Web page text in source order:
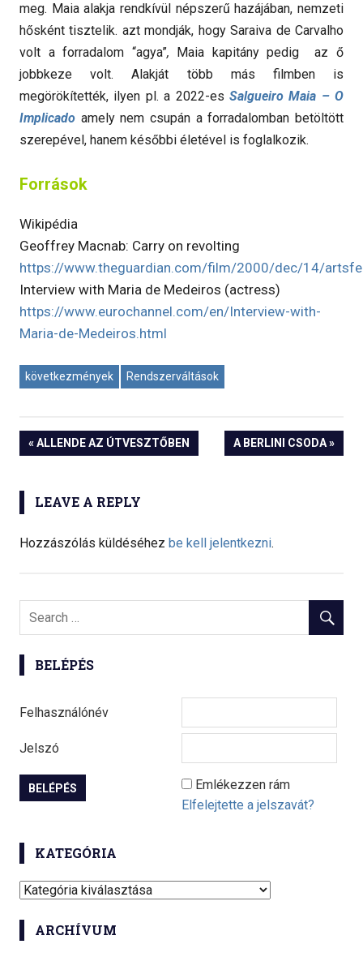
meg. Maia alakja rendkívül népszerű hazájában, nemzeti
hősként tisztelik. azt mondják, hogy Saraiva de Carvalho
volt a forradalom “agya”,
Maia kapitány pedig az ő
jobbkeze volt. Alakját több más filmben is
megörökítették, ilyen pl. a 2022-es Salgueiro Maia – O
Implicado amely nem csupán a forradalomban betöltött
szerepével, hanem későbbi életével is foglalkozik.
Források
Wikipédia
Geoffrey Macnab: Carry on revolting
https://www.theguardian.com/film/2000/dec/14/
Interview with Maria de Medeiros (actress)
https://www.eurochannel.com/en/Interview-with-
Maria-de-Medeiros.html
következmények Rendszerváltások
Bejegyzés
navigáció
« ALLENDE AZ ÚTVESZTŐBEN A BERLINI CSODA »
LEAVE A REPLY
Hozzászólás küldéséhez be kell jelentkezni.
BELÉPÉS
Felhasználónév
Jelszó
Emlékezzen rám
Elfelejtette a jelszavát?
KATEGÓRIA
K
ARCHÍVUM